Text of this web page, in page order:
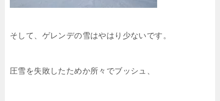
そして、ゲレンデの雪はやはり少ないです。
圧雪を失敗したためか所々でブッシュ、